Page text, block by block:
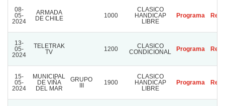
08-
05-
2024
ARMADA
DE CHILE
1000
CLASICO
HANDICAP
LIBRE
Programa
13-
05-
2024
TELETRAK
TV
1200
CLASICO
CONDICIONAL
Programa
15-
05-
2024
MUNICIPAL
DE VIÑA
DEL MAR
GRUPO
III
1900
CLASICO
HANDICAP
LIBRE
Programa